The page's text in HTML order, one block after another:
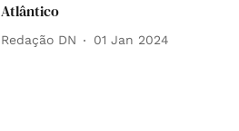
Atlântico
Redação DN 01 Jan 2024